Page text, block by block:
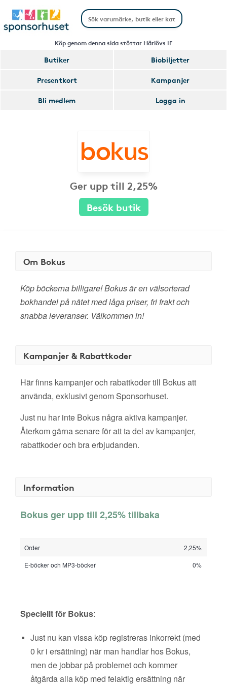
Köp genom denna sida stöttar Härlövs IF
Butiker
Biobiljetter
Presentkort
Kampanjer
Bli medlem
Logga in
Ger upp till 2,25%
Besök butik
Om Bokus
Köp böckerna billigare! Bokus är en välsorterad
bokhandel på nätet med låga priser, fri frakt och
snabba leveranser. Välkommen in!
Kampanjer & Rabattkoder
Här finns kampanjer och rabattkoder till Bokus att
använda, exklusivt genom Sponsorhuset.
Just nu har inte Bokus några aktiva kampanjer.
Återkom gärna senare för att ta del av kampanjer,
rabattkoder och bra erbjudanden.
Information
Bokus ger upp till 2,25% tillbaka
Order
2,25%
E-böcker och MP3-böcker
0%
Speciellt för Bokus:
Just nu kan vissa köp registreras inkorrekt (med
0 kr i ersättning) när man handlar hos Bokus,
men de jobbar på problemet och kommer
åtgärda alla köp med felaktig ersättning när